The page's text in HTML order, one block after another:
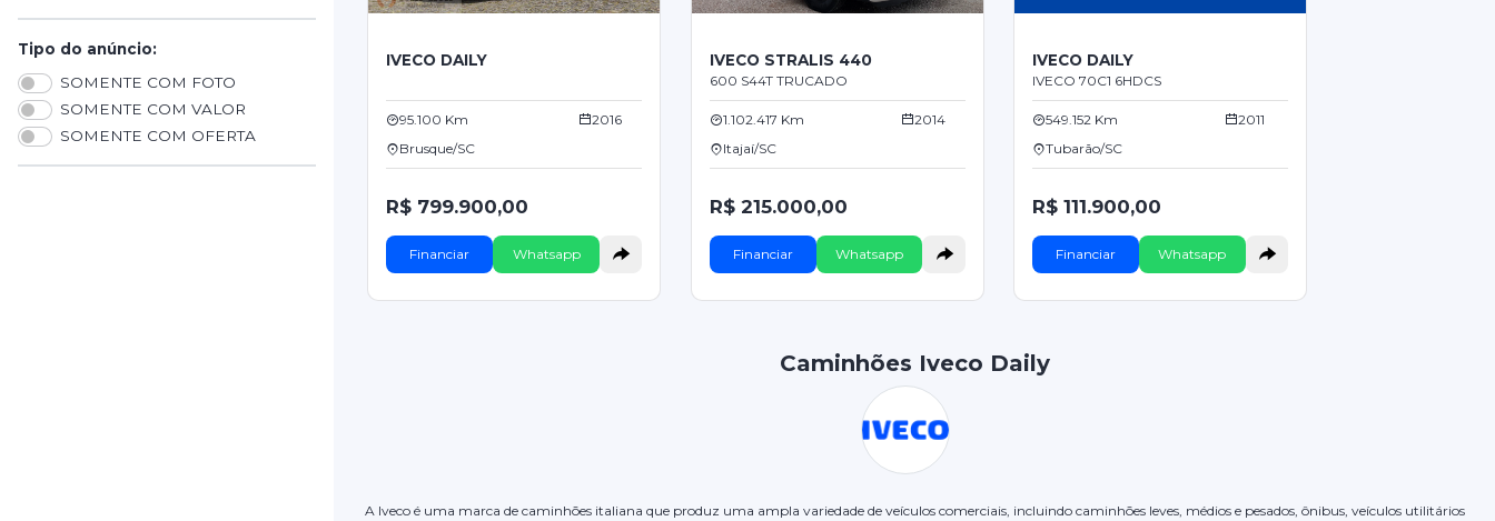
Tipo do anúncio:
SOMENTE COM FOTO
SOMENTE COM VALOR
SOMENTE COM OFERTA
IVECO DAILY
95.100 Km
2016
Brusque/SC
R$ 799.900,00
Financiar Whatsapp
IVECO STRALIS 440
600 S44T TRUCADO
1.102.417 Km
2014
Itajaí/SC
R$ 215.000,00
Financiar Whatsapp
IVECO DAILY
IVECO 70C1 6HDCS
549.152 Km
2011
Tubarão/SC
R$ 111.900,00
Financiar Whatsapp
Caminhões Iveco Daily
A Iveco é uma marca de caminhões italiana que produz uma ampla variedade de veículos comerciais, incluindo caminhões leves, médios e pesados, ônibus, veículos utilitários